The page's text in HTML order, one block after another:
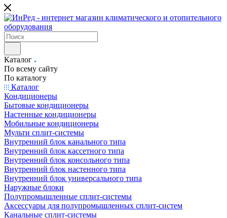
Каталог
По всему сайту
По каталогу
Каталог
Кондиционеры
Бытовые кондиционеры
Настенные кондиционеры
Мобильные кондиционеры
Мульти сплит-системы
Внутренний блок канального типа
Внутренний блок кассетного типа
Внутренний блок консольного типа
Внутренний блок настенного типа
Внутренний блок универсального типа
Наружные блоки
Полупромышленные сплит-системы
Аксессуары для полупромышленных сплит-систем
Канальные сплит-системы